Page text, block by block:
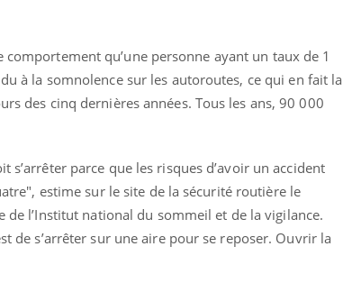
qu’une personne ayant un taux de 1
à la somnolence sur les autoroutes, ce qui en fait la
des cinq dernières années. Tous les ans, 90 000
s’arrêter parce que les risques d’avoir un accident
estime sur le site de la sécurité routière le
l’Institut national du sommeil et de la vigilance.
de s’arrêter sur une aire pour se reposer. Ouvrir la